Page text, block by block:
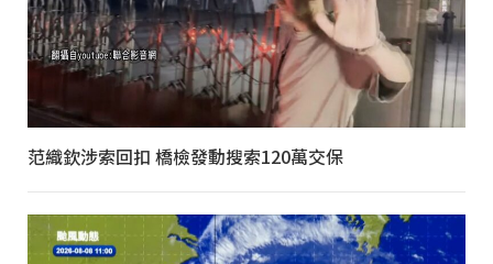
范織欽涉索回扣 橋檢發動搜索120萬交保